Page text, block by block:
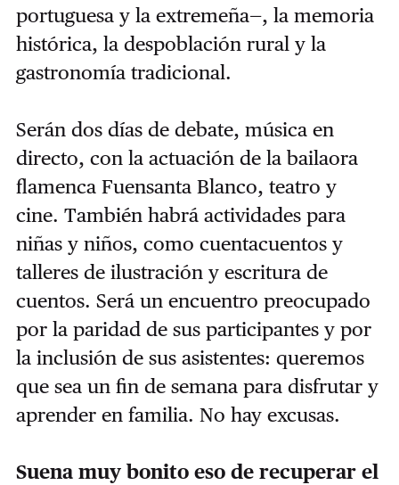
portuguesa y la extremeña—, la memoria
histórica, la despoblación rural y la
gastronomía tradicional.
Serán dos días de debate, música en
directo, con la actuación de la bailaora
flamenca Fuensanta Blanco, teatro y
cine. También habrá actividades para
niñas y niños, como cuentacuentos y
talleres de ilustración y escritura de
cuentos. Será un encuentro preocupado
por la paridad de sus participantes y por
la inclusión de sus asistentes: queremos
que sea un fin de semana para disfrutar y
aprender en familia. No hay excusas.
Suena muy bonito eso de recuperar el